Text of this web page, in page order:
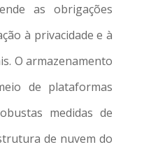
as obrigações
à privacidade e à
O armazenamento
de plataformas
medidas de
de nuvem do